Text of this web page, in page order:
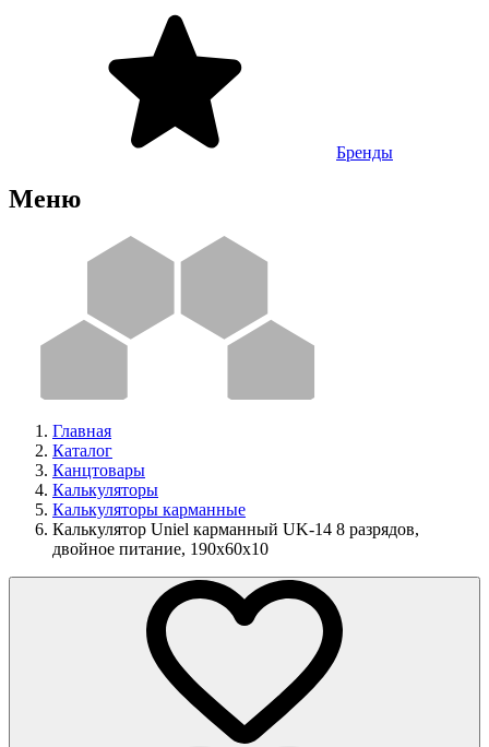
Бренды
Меню
Главная
Каталог
Канцтовары
Калькуляторы
Калькуляторы карманные
Калькулятор Uniel карманный UK-14 8 разрядов,
двойное питание, 190х60х10